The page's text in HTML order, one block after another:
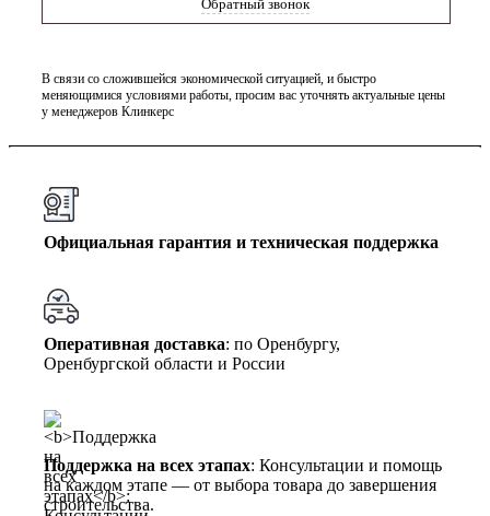
Обратный звонок
В связи со сложившейся экономической ситуацией, и быстро
меняющимися условиями работы, просим вас уточнять актуальные цены
у менеджеров Клинкерс
Официальная гарантия и техническая поддержка
Оперативная доставка: по Оренбургу,
Оренбургской области и России
Поддержка на всех этапах: Консультации и помощь
на каждом этапе — от выбора товара до завершения
строительства.